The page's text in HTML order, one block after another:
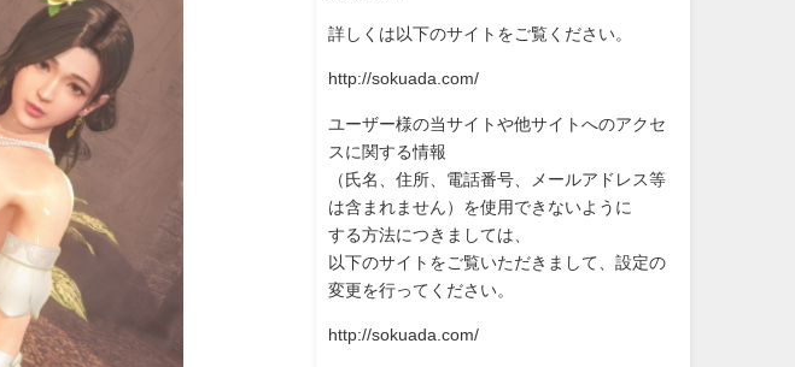
詳しくは以下のサイトをご覧ください。
http://sokuada.com/
ユーザー様の当サイトや他サイトへのアクセ
スに関する情報
（氏名、住所、電話番号、メールアドレス等
は含まれません）を使用できないように
する方法につきましては、
以下のサイトをご覧いただきまして、設定の
変更を行ってください。
http://sokuada.com/